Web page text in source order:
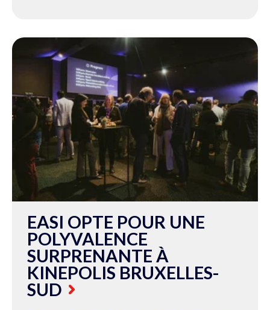
EASI OPTE POUR UNE
POLYVALENCE
SURPRENANTE À
KINEPOLIS BRUXELLES-
SUD